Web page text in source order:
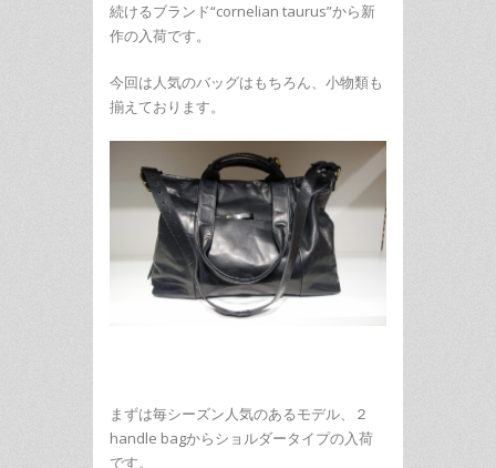
続けるブランド“cornelian taurus”から新
作の入荷です。
今回は人気のバッグはもちろん、小物類も
揃えております。
まずは毎シーズン人気のあるモデル、２
handle bagからショルダータイプの入荷
です。